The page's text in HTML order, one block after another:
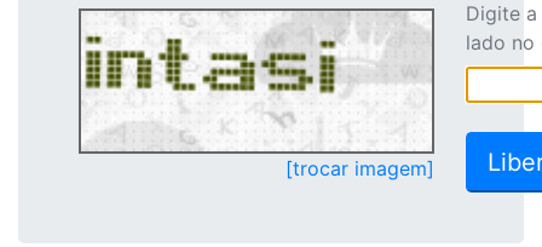
[trocar imagem]
Digite
lado no